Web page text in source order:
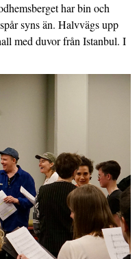
har bin och
syns än. Halvvägs upp
med duvor från Istanbul. I